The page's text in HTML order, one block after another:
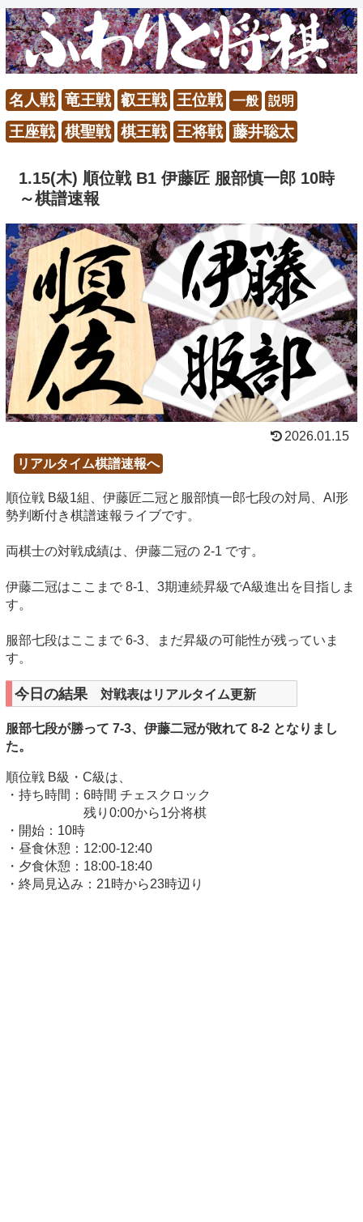
名人戦 竜王戦 叡王戦 王位戦 一般 説明
王座戦 棋聖戦 棋王戦 王将戦 藤井聡太
1.15(木) 順位戦 B1 伊藤匠 服部慎一郎 10時
～棋譜速報
2026.01.15
リアルタイム棋譜速報へ
順位戦 B級1組、伊藤匠二冠と服部慎一郎七段の対局、AI形
勢判断付き棋譜速報ライブです。
両棋士の対戦成績は、伊藤二冠の 2-1 です。
伊藤二冠はここまで 8-1、3期連続昇級でA級進出を目指しま
す。
服部七段はここまで 6-3、まだ昇級の可能性が残っていま
す。
今日の結果 対戦表はリアルタイム更新
服部七段が勝って 7-3、伊藤二冠が敗れて 8-2 となりまし
た。
順位戦 B級・C級は、
・持ち時間：6時間 チェスクロック
残り0:00から1分将棋
・開始：10時
・昼食休憩：12:00-12:40
・夕食休憩：18:00-18:40
・終局見込み：21時から23時辺り